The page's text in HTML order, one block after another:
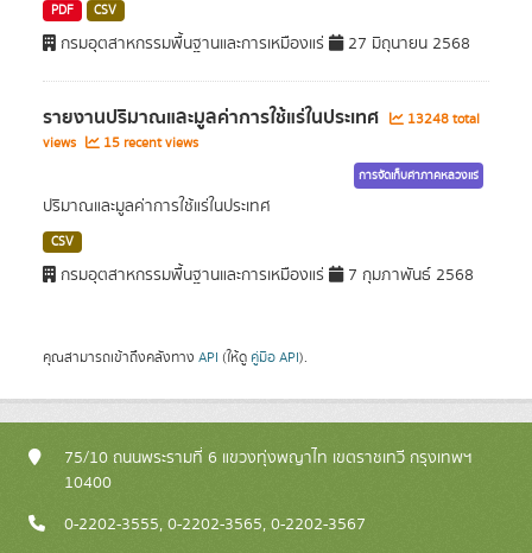
PDF CSV
กรมอุตสาหกรรมพื้นฐานและการเหมืองแร่ 27 มิถุนายน 2568
รายงานปริมาณและมูลค่าการใช้แร่ในประเทศ
13248 total
views
15 recent views
การจัดเก็บค่าภาคหลวงแร่
ปริมาณและมูลค่าการใช้แร่ในประเทศ
CSV
กรมอุตสาหกรรมพื้นฐานและการเหมืองแร่ 7 กุมภาพันธ์ 2568
คุณสามารถเข้าถึงคลังทาง API (ให้ดู คู่มือ API).
75/10 ถนนพระรามที่ 6 แขวงทุ่งพญาไท เขตราชเทวี กรุงเทพฯ
10400
0-2202-3555, 0-2202-3565, 0-2202-3567